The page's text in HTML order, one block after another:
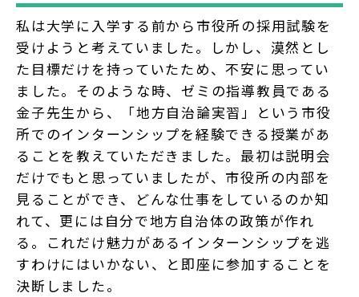
私は大学に入学する前から市役所の採用試験を
受けようと考えていました。しかし、漠然とし
た目標だけを持っていたため、不安に思ってい
ました。そのような時、ゼミの指導教員である
金子先生から、「地方自治論実習」という市役
所でのインターンシップを経験できる授業があ
ることを教えていただきました。最初は説明会
だけでもと思っていましたが、市役所の内部を
見ることができ、どんな仕事をしているのか知
れて、更には自分で地方自治体の政策が作れ
る。これだけ魅力があるインターンシップを逃
すわけにはいかない、と即座に参加することを
決断しました。